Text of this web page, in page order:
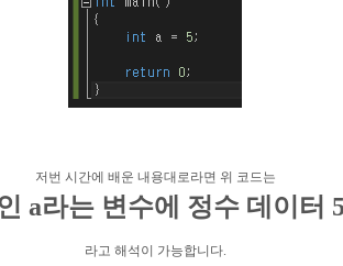
저번 시간에 배운 내용대로라면 위 코드는
a라는 변수에 정수 데이터
라고 해석이 가능합니다.